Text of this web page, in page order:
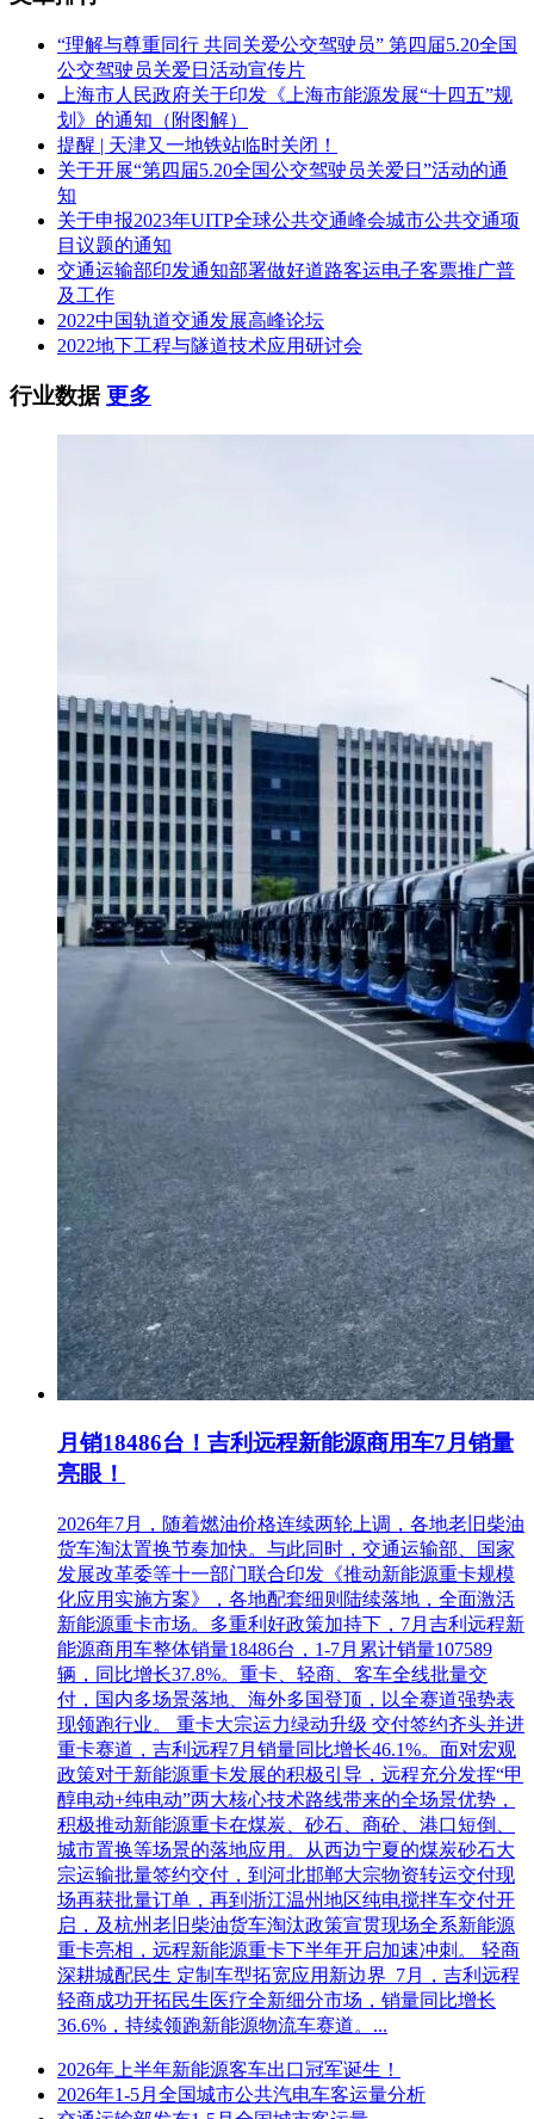
四、提交投标文件截止时间、开标时间和地点
2024年04月15日14时00分(北京时间)
地点：衡水市公共资源交易中心第六开标室、衡水市公共资源
交易信息平台网站(http://hsggzy.hengshui.gov.cn/)
五、公告期限
自本公告发布之日起5个工作日。
六、其他补充事宜
1.本项目采用“双盲”评标方式，投标文件应分开编制商务标和
技术标，技术标以“暗标”方式编制及评审，即投标人在编制投
标文件技术标时不得出现与投标人相关的词句、语言或者任何
标部分进行评审。2.投标人通过登录衡水市公共资源交易信息
需到现场。请投标人在投标截止之前及时上传投标文件电子
版，并及时解密投标文件，解密步骤详见《衡水市公共资源交
易平台电子投标文件远程解密指南》，技术支持电话0318-
6991059，400电话：400-998-0000，请各投标人确保授权委托
人在开标评标期间通讯畅通。因投标人自身原因，出现未能在
有效时间内获取、递交文件等问题而造成的后果，由投标人自
行承担。5.本公告发布媒体：中国河北省政府采购网、衡水市
公共资源交易信息平台。
七、对本次招标提出询问，请按以下方式联系。
1.采购人信息
名 称：衡水市公共交通服务中心
2.采购代理机构信息
名 称：河北润和工程项目管理有限公司
地 址：河北省衡水市桃城区育才街御景城6号楼1单元2501室
联系方式：刘玲 0318-5209295
3.项目联系方式
项目联系人：刘玲
电 话：0318-5209295
“理解与尊重同行 共同关爱公交驾驶员” 第四届5.20全国
公交驾驶员关爱日活动宣传片
上海市人民政府关于印发《上海市能源发展“十四五”规
划》的通知（附图解）
提醒 | 天津又一地铁站临时关闭！
关于开展“第四届5.20全国公交驾驶员关爱日”活动的通
知
关于申报2023年UITP全球公共交通峰会城市公共交通项
目议题的通知
交通运输部印发通知部署做好道路客运电子客票推广普
及工作
2022中国轨道交通发展高峰论坛
2022地下工程与隧道技术应用研讨会
行业数据更多
月销18486台！吉利远程新能源商用车7月销量
亮眼！
2026年7月，随着燃油价格连续两轮上调，各地老旧柴油
货车淘汰置换节奏加快。与此同时，交通运输部、国家
发展改革委等十一部门联合印发《推动新能源重卡规模
化应用实施方案》，各地配套细则陆续落地，全面激活
新能源重卡市场。多重利好政策加持下，7月吉利远程新
能源商用车整体销量18486台，1-7月累计销量107589
辆，同比增长37.8%。重卡、轻商、客车全线批量交
付，国内多场景落地、海外多国登顶，以全赛道强势表
现领跑行业。 重卡大宗运力绿动升级 交付签约齐头并进
重卡赛道，吉利远程7月销量同比增长46.1%。面对宏观
政策对于新能源重卡发展的积极引导，远程充分发挥“甲
醇电动+纯电动”两大核心技术路线带来的全场景优势，
积极推动新能源重卡在煤炭、砂石、商砼、港口短倒、
城市置换等场景的落地应用。从西边宁夏的煤炭砂石大
宗运输批量签约交付，到河北邯郸大宗物资转运交付现
场再获批量订单，再到浙江温州地区纯电搅拌车交付开
启，及杭州老旧柴油货车淘汰政策宣贯现场全系新能源
重卡亮相，远程新能源重卡下半年开启加速冲刺。 轻商
深耕城配民生 定制车型拓宽应用新边界 7月，吉利远程
轻商成功开拓民生医疗全新细分市场，销量同比增长
36.6%，持续领跑新能源物流车赛道。...
2026年上半年新能源客车出口冠军诞生！
2026年1-5月全国城市公共汽电车客运量分析